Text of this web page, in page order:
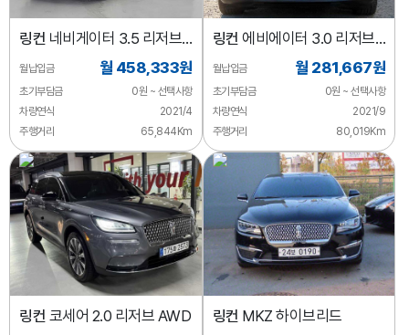
링컨 네비게이터 3.5 리저브
L
월납입금 월 458,333원
초기부담금
0원 ~ 선택사항
차량연식
2021/4
주행거리
65,844Km
링컨 에비에이터 3.0 리저브
AWD
월납입금 월 281,667원
초기부담금
0원 ~ 선택사항
차량연식
2021/9
주행거리
80,019Km
링컨 코세어 2.0 리저브 AWD 링컨 MKZ 하이브리드